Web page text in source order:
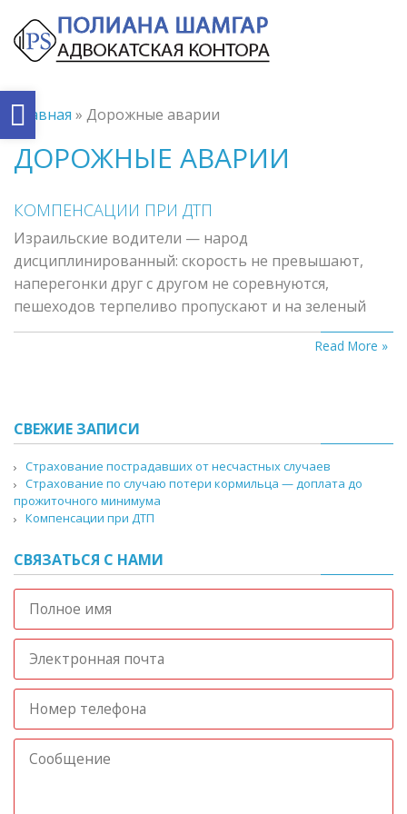
Open
toolbar
Главная » Дорожные аварии
ДОРОЖНЫЕ АВАРИИ
КОМПЕНСАЦИИ ПРИ ДТП
Израильские водители — народ
дисциплинированный: скорость не превышают,
наперегонки друг с другом не соревнуются,
пешеходов терпеливо пропускают и на зеленый
Read More »
СВЕЖИЕ ЗАПИСИ
Страхование пострадавших от несчастных случаев
Страхование по случаю потери кормильца — доплата до
прожиточного минимума
Компенсации при ДТП
СВЯЗАТЬСЯ С НАМИ
Полное
имя
Электронная
почта
Номер
телефона
Сообщение